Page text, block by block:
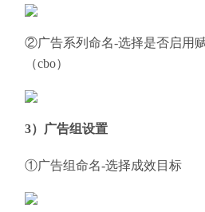
②广告系列命名-选择是否启用
（cbo）
3）广告组设置
①广告组命名-选择成效目标